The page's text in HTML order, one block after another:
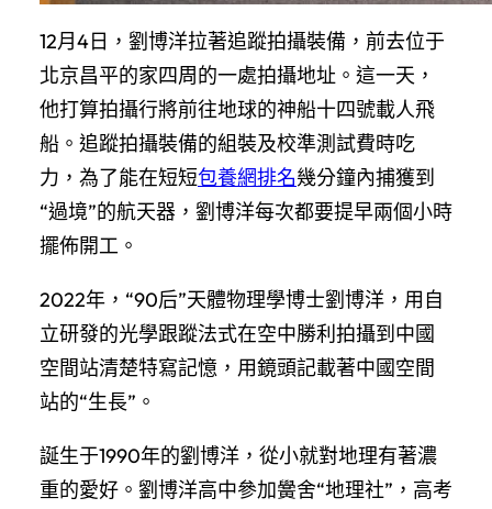
12月4日，劉博洋拉著追蹤拍攝裝備，前去位于
北京昌平的家四周的一處拍攝地址。這一天，
他打算拍攝行將前往地球的神船十四號載人飛
船。追蹤拍攝裝備的組裝及校準測試費時吃
力，為了能在短短包養網排名幾分鐘內捕獲到
“過境”的航天器，劉博洋每次都要提早兩個小時
擺佈開工。
2022年，“90后”天體物理學博士劉博洋，用自
立研發的光學跟蹤法式在空中勝利拍攝到中國
空間站清楚特寫記憶，用鏡頭記載著中國空間
站的“生長”。
誕生于1990年的劉博洋，從小就對地理有著濃
重的愛好。劉博洋高中參加黌舍“地理社”，高考